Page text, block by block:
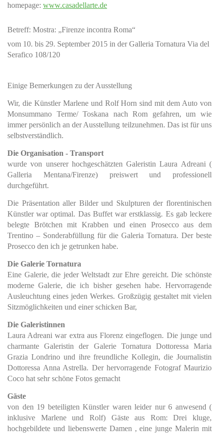
homepage: www.casadellarte.de
Betreff: Mostra: „Firenze incontra Roma“
vom 10. bis 29. September 2015 in der Galleria Tornatura Via del
Serafico 108/120
Einige Bemerkungen zu der Ausstellung
Wir, die Künstler Marlene und Rolf Horn sind mit dem Auto von
Monsummano Terme/ Toskana nach Rom gefahren, um wie
immer persönlich an der Ausstellung teilzunehmen. Das ist für uns
selbstverständlich.
Die Organisation - Transport
wurde von unserer hochgeschätzten Galeristin Laura Adreani (
Galleria Mentana/Firenze) preiswert und professionell
durchgeführt.
Die Präsentation aller Bilder und Skulpturen der florentinischen
Künstler war optimal. Das Buffet war erstklassig. Es gab leckere
belegte Brötchen mit Krabben und einen Prosecco aus dem
Trentino – Sonderabfüllung für die Galeria Tornatura. Der beste
Prosecco den ich je getrunken habe.
Die Galerie Tornatura
Eine Galerie, die jeder Weltstadt zur Ehre gereicht. Die schönste
moderne Galerie, die ich bisher gesehen habe. Hervorragende
Ausleuchtung eines jeden Werkes. Großzügig gestaltet mit vielen
Sitzmöglichkeiten und einer schicken Bar,
Die Galeristinnen
Laura Adreani war extra aus Florenz eingeflogen. Die junge und
charmante Galeristin der Galerie Tornatura Dottoressa Maria
Grazia Londrino und ihre freundliche Kollegin, die Journalistin
Dottoressa Anna Astrella. Der hervorragende Fotograf Maurizio
Coco hat sehr schöne Fotos gemacht
Gäste
von den 19 beteiligten Künstler waren leider nur 6 anwesend (
inklusive Marlene und Rolf) Gäste aus Rom: Drei kluge,
hochgebildete und liebenswerte Damen , eine junge Malerin mit